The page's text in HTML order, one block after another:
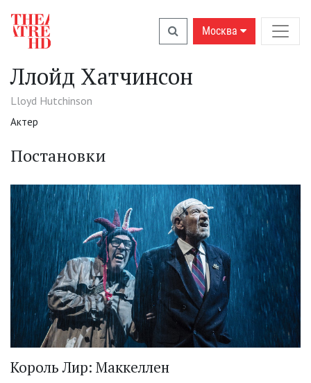
Москва
Ллойд Хатчинсон
Lloyd Hutchinson
Актер
Постановки
Король Лир: Маккеллен